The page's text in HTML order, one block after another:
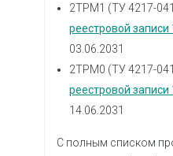
2ТРМ1 (ТУ 4217-
реестровой записи
03.06.2031
2ТРМ0 (ТУ 4217-
реестровой записи
14.06.2031
С полным списком